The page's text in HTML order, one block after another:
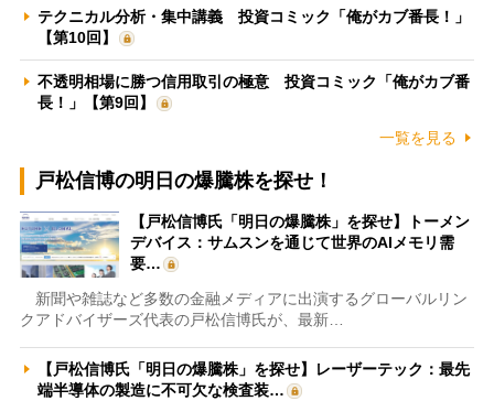
テクニカル分析・集中講義 投資コミック「俺がカブ番長！」
【第10回】
不透明相場に勝つ信用取引の極意 投資コミック「俺がカブ番
長！」【第9回】
一覧を見る
戸松信博の明日の爆騰株を探せ！
【戸松信博氏「明日の爆騰株」を探せ】トーメン
デバイス：サムスンを通じて世界のAIメモリ需
要…
新聞や雑誌など多数の金融メディアに出演するグローバルリン
クアドバイザーズ代表の戸松信博氏が、最新…
【戸松信博氏「明日の爆騰株」を探せ】レーザーテック：最先
端半導体の製造に不可欠な検査装…